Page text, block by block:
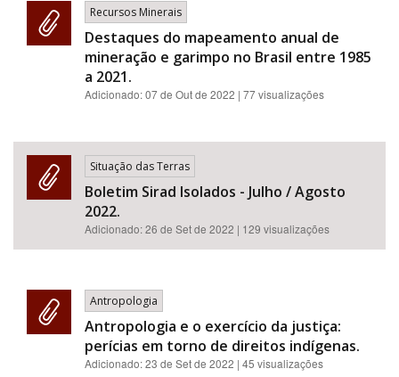
Recursos Minerais
Destaques do mapeamento anual de
mineração e garimpo no Brasil entre 1985
a 2021.
Adicionado:07 de Out de 2022 | 77 visualizações
Situação das Terras
Boletim Sirad Isolados - Julho / Agosto
2022.
Adicionado:26 de Set de 2022 | 129 visualizações
Antropologia
Antropologia e o exercício da justiça:
perícias em torno de direitos indígenas.
Adicionado:23 de Set de 2022 | 45 visualizações